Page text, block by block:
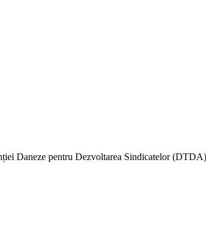
Daneze pentru Dezvoltarea Sin­dicatelor